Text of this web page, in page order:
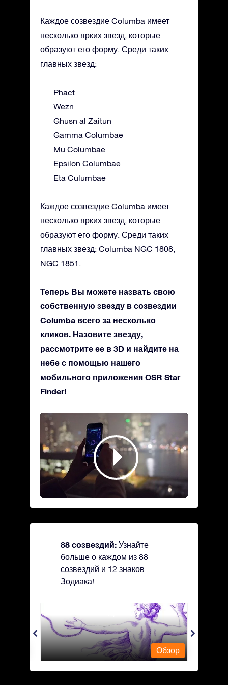
Каждое созвездие Columba имеет
несколько ярких звезд, которые
образуют его форму. Среди таких
главных звезд:
Phact
Wezn
Ghusn al Zaitun
Gamma Columbae
Mu Columbae
Epsilon Columbae
Eta Culumbae
Каждое созвездие Columba имеет
несколько ярких звезд, которые
образуют его форму. Среди таких
главных звезд: Columba NGC 1808,
NGC 1851.
Теперь Вы можете назвать свою
собственную звезду в созвездии
Columba всего за несколько
кликов. Назовите звезду,
рассмотрите ее в 3D и найдите на
небе с помощью нашего
мобильного приложения OSR Star
Finder!
88 созвездий: Узнайте
больше о каждом из 88
созвездий и 12 знаков
Зодиака!
Andromeda - Андромеда
Обзор